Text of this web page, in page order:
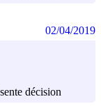
décision
02/04/2019